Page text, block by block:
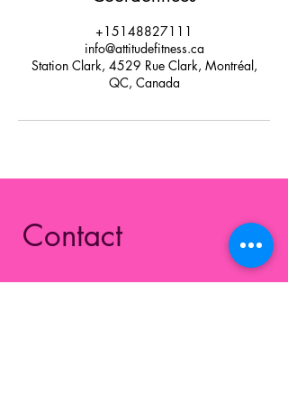
+15148827111
info@attitudefitness.ca
Station Clark, 4529 Rue Clark, Montréal,
QC, Canada
Contact